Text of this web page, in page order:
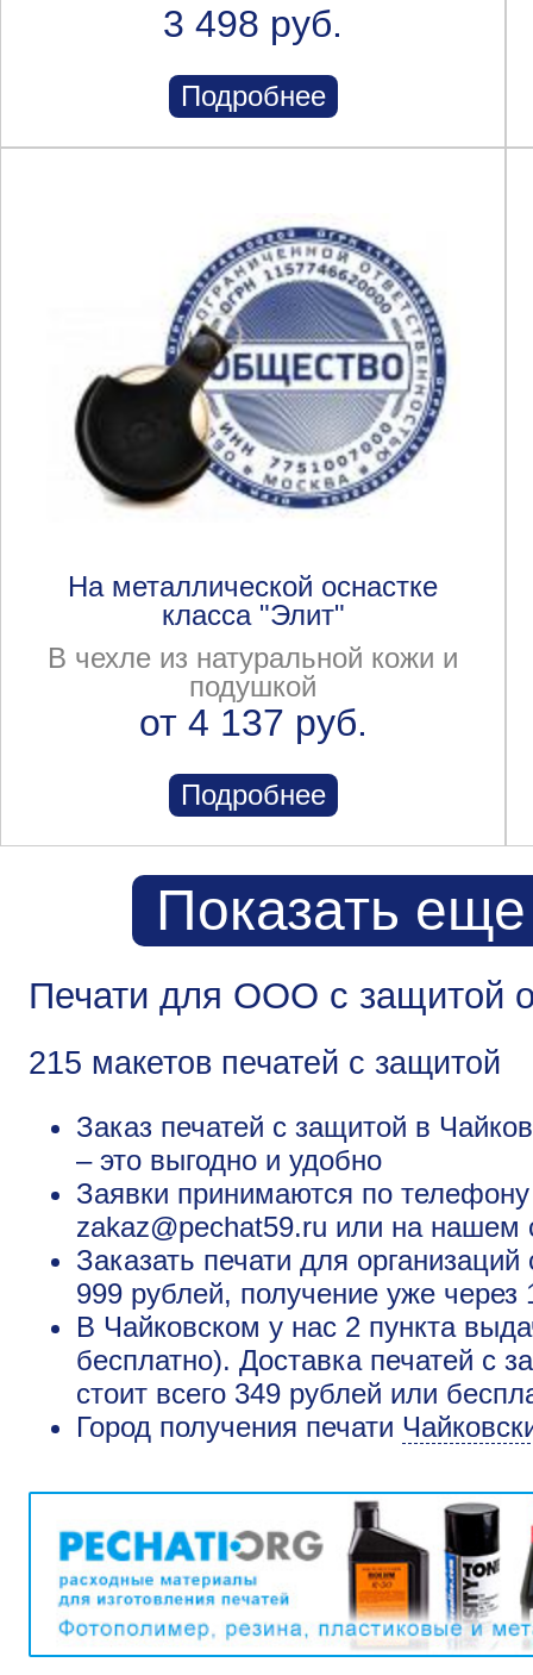
3 498 руб.
Подробнее
На металлической оснастке
класса "Элит"
В чехле из натуральной кожи и
подушкой
от 4 137 руб.
Подробнее
Показать
Печати для ООО с защитой
215 макетов печатей с защитой
Заказ печатей с защитой в
– это выгодно и удобно
Заявки принимаются по
zakaz@pechat59.ru или на нашем
Заказать печати для
999 рублей, получение уже через
В Чайковском у нас 2 пункта
бесплатно). Доставка печатей с
стоит всего 349 рублей или
Город получения печати